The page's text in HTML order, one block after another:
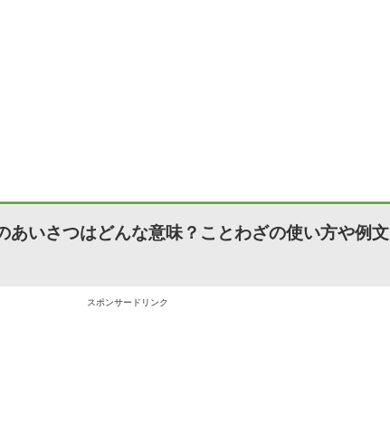
あいさつはどんな意味？ことわざの使い方や例文
スポンサードリンク